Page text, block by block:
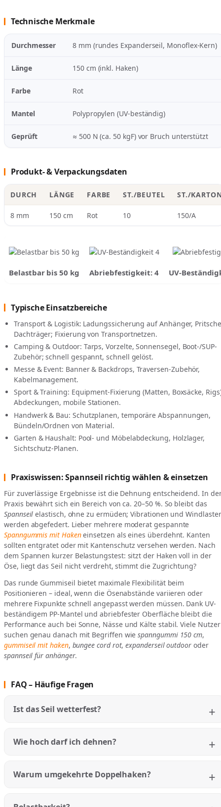
Technische Merkmale
Durchmesser 8 mm (rundes Expanderseil, Monoflex-Kern)
Länge 150 cm (inkl. Haken)
Farbe Rot
Mantel Polypropylen (UV-beständig)
Geprüft ≈ 500 N (ca. 50 kgF) vor Bruch unterstützt
Produkt- & Verpackungsdaten
DURCH LÄNGE FARBE ST./BEUTEL ST./
8 mm 150 cm Rot 10 150/A
Belastbar bis 50 kg Abriebfestigkeit: 4 UV-
Typische Einsatzbereiche
Transport & Logistik: Ladungssicherung auf Anhänger,
Dachträger; Fixierung von Transportnetzen.
Camping & Outdoor: Tarps, Vorzelte, Sonnensegel, Boot-/SUP-
Zubehör; schnell gespannt, schnell gelöst.
Messe & Event: Banner & Backdrops, Traversen-Zubehör,
Kabelmanagement.
Sport & Training: Equipment-Fixierung (Matten, Boxsäcke,
Abdeckungen, mobile Stationen.
Handwerk & Bau: Schutzplanen, temporäre Abspannungen,
Bündeln/Ordnen von Material.
Garten & Haushalt: Pool- und Möbelabdeckung, Holzlager,
Sichtschutz-Planen.
Praxiswissen: Spannseil richtig wählen & einsetzen
Für zuverlässige Ergebnisse ist die Dehnung entscheidend. In
Praxis bewährt sich ein Bereich von ca. 20–50 %. So bleibt das
Spannseil elastisch, ohne zu ermüden; Vibrationen und
werden abgefedert. Lieber mehrere moderat gespannte
Spanngummis mit Hakeneinsetzen als eines überdehnt. Kanten
sollten entgratet oder mit Kantenschutz versehen werden. Nach
dem Spannen kurzer Belastungstest: sitzt der Haken voll in der
Öse, liegt das Seil nicht verdreht, stimmt die Zugrichtung?
Das runde Gummiseil bietet maximale Flexibilität beim
Positionieren – ideal, wenn die Ösenabstände variieren oder
mehrere Fixpunkte schnell angepasst werden müssen. Dank UV-
beständigem PP-Mantel und abriebfester Oberfläche bleibt die
Performance auch bei Sonne, Nässe und Kälte stabil. Viele Nutzer
suchen genau danach mit Begriffen wiespanngummi 150 cm,
gummiseil mit haken, bungee cord rot,expanderseil outdooroder
spannseil für anhänger.
FAQ – Häufige Fragen
Ist das Seil wetterfest? +
Wie hoch darf ich dehnen? +
Warum umgekehrte Doppelhaken? +